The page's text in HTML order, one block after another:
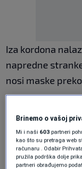
Iza kordona
napredne
nosi maske
baklja.
Tenzije su
građane bačene
Brinemo o vašoj
Mi i naši 603 partneri
kao što su pretraga web
računaru . Odabir
pružila podrška dolje
partneri obrađujemo